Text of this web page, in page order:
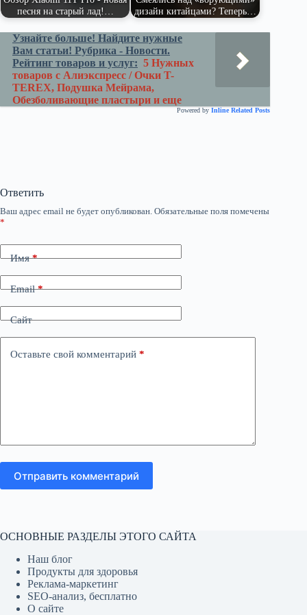
песня на старый лад!…
дизайн китайцами? Теперь…
Узнайте больше! Найдите нужные
Вам статьи! Рубрика - Новости.
Рейтинг товаров и услуг: 5 Нужных
товаров с Алиэкспресс / Очки T-
TEREX, Подушка Мейрама,
Обезболивающие пластыри и еще
Powered by Inline Related Posts
Ответить
Ваш адрес email не будет опубликован. Обязательные поля помечены
*
Имя*
Email*
Сайт
Оставьте свой комментарий *
Отправить комментарий
ОСНОВНЫЕ РАЗДЕЛЫ ЭТОГО САЙТА
Наш блог
Продукты для здоровья
Реклама-маркетинг
SEO-анализ, бесплатно
О сайте